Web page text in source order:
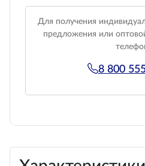
Для получения
предложения или
8 800